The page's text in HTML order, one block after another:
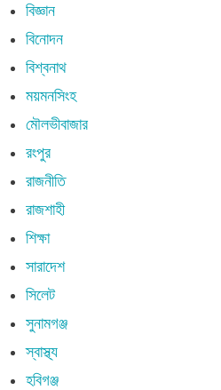
বিজ্ঞান
বিনোদন
বিশ্বনাথ
ময়মনসিংহ
মৌলভীবাজার
রংপুর
রাজনীতি
রাজশাহী
শিক্ষা
সারাদেশ
সিলেট
সুনামগঞ্জ
স্বাস্থ্য
হবিগঞ্জ